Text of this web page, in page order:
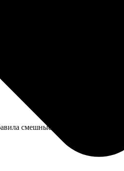
Видны следы работы
смешные комментарии.